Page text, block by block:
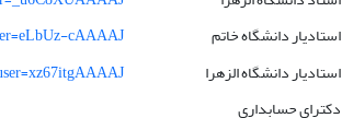
استادیار دانشگاه خاتم
cAAAAJ
استادیار دانشگاه الزهرا
دکترای حسابداری